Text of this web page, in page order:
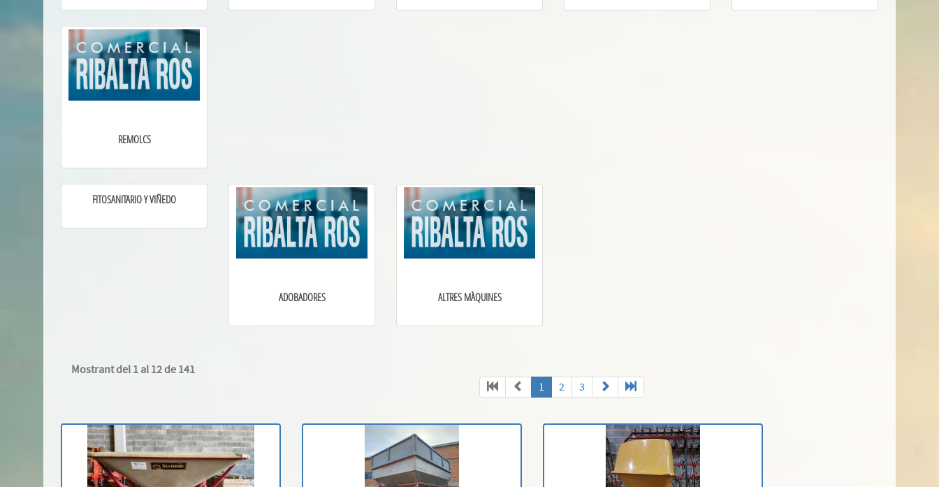
REMOLCS
FITOSANITARIO Y VIÑEDO
ADOBADORES ALTRES MÀQUINES
Mostrant del 1 al 12 de 141
1
2 3